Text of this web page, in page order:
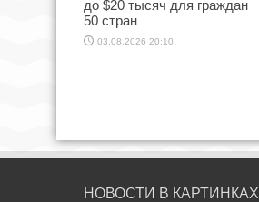
до $20 тысяч для граждан
50 стран
03.08.2026 20:10
НОВОСТИ В КАРТИНКАХ